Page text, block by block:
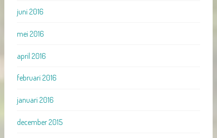
juni 2016
mei 2016
april 2016
februari 2016
januari 2016
december 2015